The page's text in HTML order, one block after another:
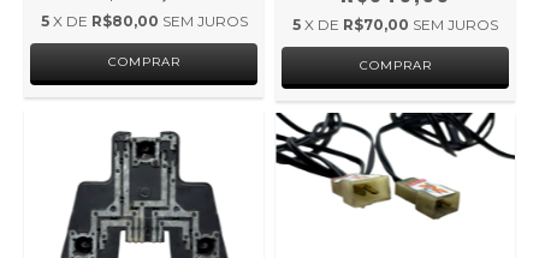
5 X DE R$80,00 SEM JUROS 5 X DE R$70,00 SEM JUROS